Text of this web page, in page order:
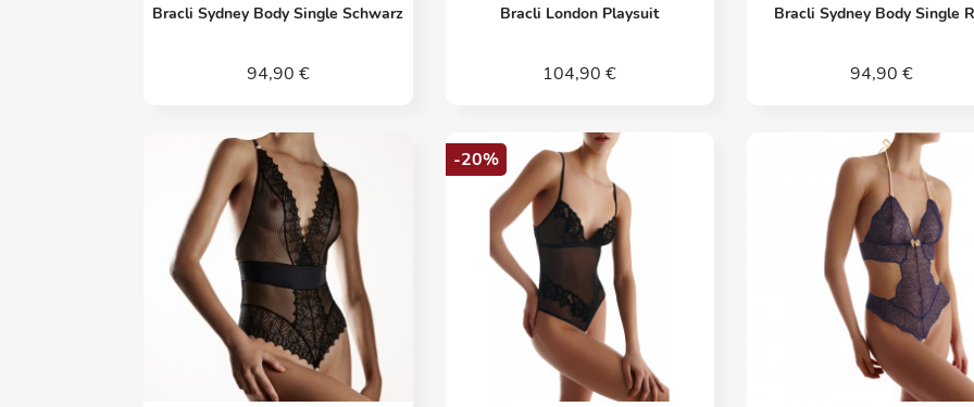
 Vorschau
Bracli Sydney Body Single Schwarz
94,90 €
Vorschau
Bracli London Playsuit
104,90 €
Vorschau
Bracli Sydney Body Single
94,90 €
-20%